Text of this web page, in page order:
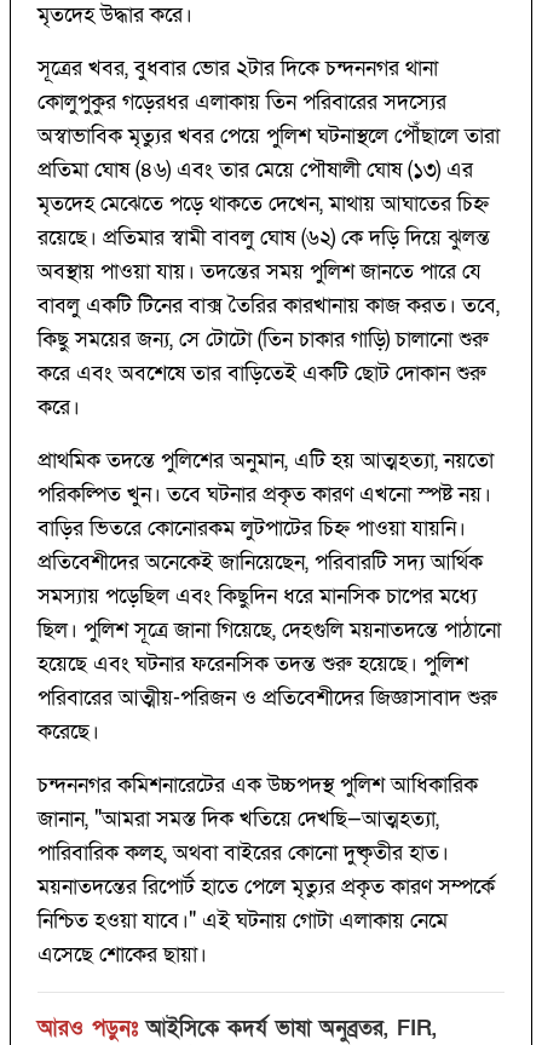
মৃতদেহ উদ্ধার করে।
সূত্রের খবর, বুধবার ভোর ২টার দিকে চন্দননগর থানা
কোলুপুকুর গড়েরধর এলাকায় তিন পরিবারের সদস্যের
অস্বাভাবিক মৃত্যুর খবর পেয়ে পুলিশ ঘটনাস্থলে পৌঁছালে তারা
প্রতিমা ঘোষ (৪৬) এবং তার মেয়ে পৌষালী ঘোষ (১৩) এর
মৃতদেহ মেঝেতে পড়ে থাকতে দেখেন, মাথায় আঘাতের চিহ্ন
রয়েছে। প্রতিমার স্বামী বাবলু ঘোষ (৬২) কে দড়ি দিয়ে ঝুলন্ত
অবস্থায় পাওয়া যায়। তদন্তের সময় পুলিশ জানতে পারে যে
বাবলু একটি টিনের বাক্স তৈরির কারখানায় কাজ করত। তবে,
কিছু সময়ের জন্য, সে টোটো (তিন চাকার গাড়ি) চালানো শুরু
করে এবং অবশেষে তার বাড়িতেই একটি ছোট দোকান শুরু
করে।
প্রাথমিক তদন্তে পুলিশের অনুমান, এটি হয় আত্মহত্যা, নয়তো
পরিকল্পিত খুন। তবে ঘটনার প্রকৃত কারণ এখনো স্পষ্ট নয়।
বাড়ির ভিতরে কোনোরকম লুটপাটের চিহ্ন পাওয়া যায়নি।
প্রতিবেশীদের অনেকেই জানিয়েছেন, পরিবারটি সদ্য আর্থিক
সমস্যায় পড়েছিল এবং কিছুদিন ধরে মানসিক চাপের মধ্যে
ছিল। পুলিশ সূত্রে জানা গিয়েছে, দেহগুলি ময়নাতদন্তে পাঠানো
হয়েছে এবং ঘটনার ফরেনসিক তদন্ত শুরু হয়েছে। পুলিশ
পরিবারের আত্মীয়-পরিজন ও প্রতিবেশীদের জিজ্ঞাসাবাদ শুরু
করেছে।
চন্দননগর কমিশনারেটের এক উচ্চপদস্থ পুলিশ আধিকারিক
জানান, "আমরা সমস্ত দিক খতিয়ে দেখছি—আত্মহত্যা,
পারিবারিক কলহ, অথবা বাইরের কোনো দুষ্কৃতীর হাত।
ময়নাতদন্তের রিপোর্ট হাতে পেলে মৃত্যুর প্রকৃত কারণ সম্পর্কে
নিশ্চিত হওয়া যাবে।" এই ঘটনায় গোটা এলাকায় নেমে
এসেছে শোকের ছায়া।
আরও পড়ুনঃ আইসিকে কদর্য ভাষা অনুব্রতর, FIR,